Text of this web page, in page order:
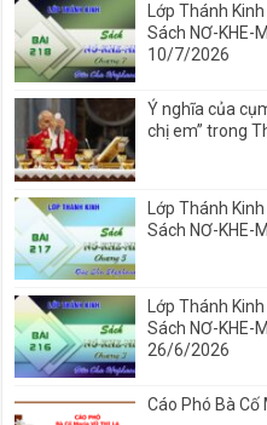
Lớp Thánh
Sách NƠ-KHE-
10/7/2026
Ý nghĩa của
chị em” trong
Lớp Thánh
Sách NƠ-KHE-
Lớp Thánh
Sách NƠ-KHE-
26/6/2026
Cáo Phó Bà Cố